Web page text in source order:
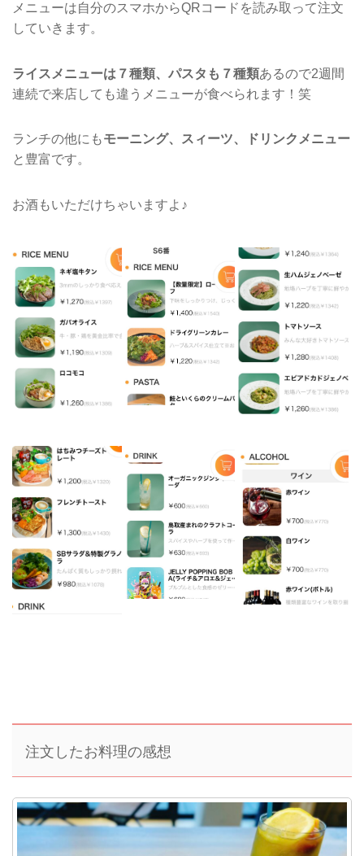
メニューは自分のスマホからQRコードを読み取って注文
していきます。
ライスメニューは７種類、パスタも７種類あるので2週間
連続で来店しても違うメニューが食べられます！笑
ランチの他にもモーニング、スィーツ、ドリンクメニュー
と豊富です。
お酒もいただけちゃいますよ♪
注文したお料理の感想